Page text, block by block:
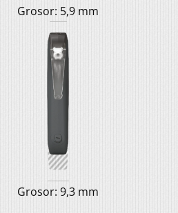
Grosor: 5,9 mm
Grosor: 9,3 mm